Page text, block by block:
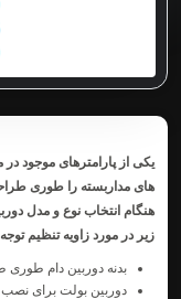
یکی از پارامترهای موجود
های مداربسته را طوری
هنگام انتخاب نوع و مدل
زیر در مورد زاویه تنظیم توجه
بدنه دوربین دام
دوربین بولت برای